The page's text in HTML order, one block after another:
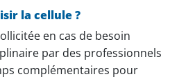
la cellule ?
en cas de besoin
par des professionnels
complémentaires pour